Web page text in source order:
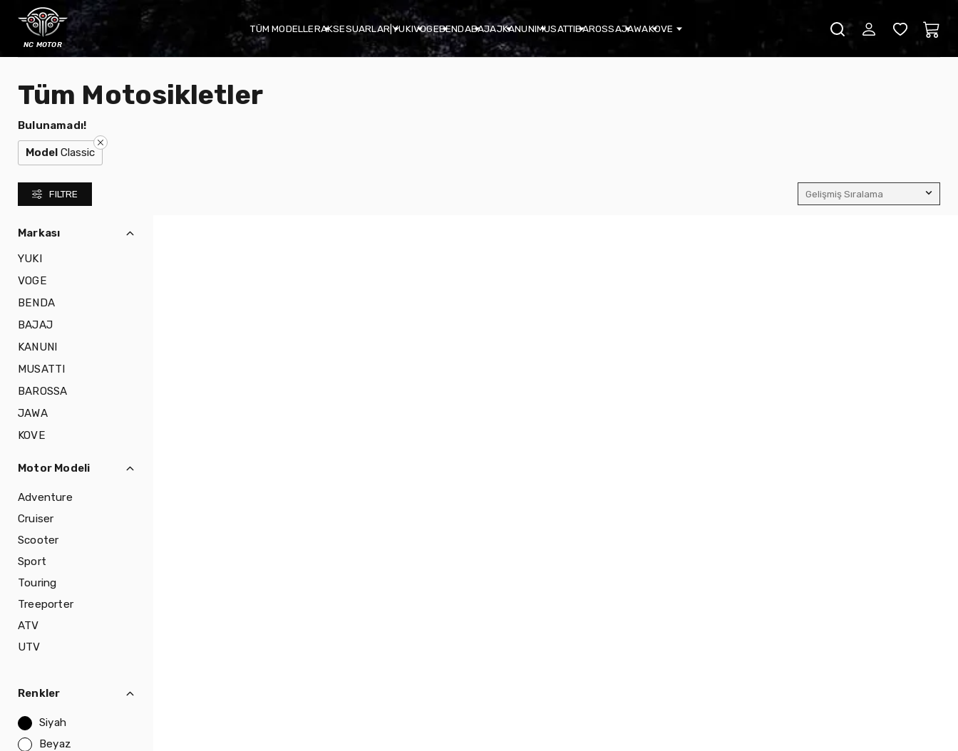
nc motor
TÜM MODELLERAKSESUARLAR|YUKIVOGEBENDABAJAJKANUNIMUSATTIBAROSSAJAWAKOVE
Tüm Motosikletler
Bulunamadı!
Model Classic
FILTRE
Markası
YUKI
VOGE
BENDA
BAJAJ
KANUNI
MUSATTI
BAROSSA
JAWA
KOVE
Motor Modeli
Adventure
Cruiser
Scooter
Sport
Touring
Treeporter
ATV
UTV
Renkler
Siyah
Beyaz